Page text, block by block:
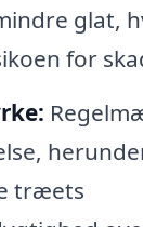
glat,
for
træets